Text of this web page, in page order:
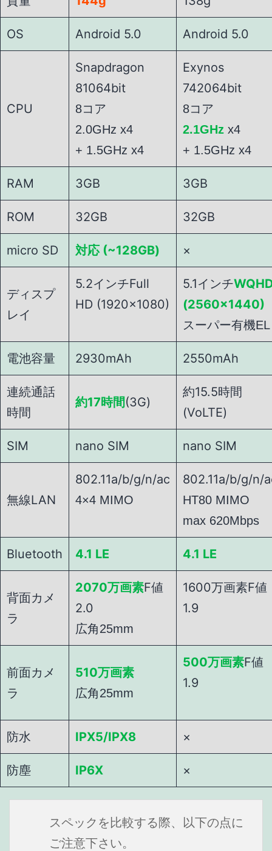
OS Android 5.0 Android 5.0
CPU
Snapdragon
81064bit
8コア
2.0GHz x4
+ 1.5GHz x4
Exynos
742064bit
8コア
2.1GHz x4
+ 1.5GHz x4
RAM 3GB 3GB
ROM 32GB 32GB
micro SD 対応 (~128GB) ×
ディスプ
レイ
5.2インチFull
HD (1920×1080)
5.1インチ
(2560×1440)
スーパー有機EL
電池容量 2930mAh 2550mAh
連続通話
時間
約17時間 (3G)
約15.5時間
(VoLTE)
SIM nano SIM nano SIM
無線LAN
802.11a/b/g/n/ac
4×4 MIMO
802.11a/b/g/n/
HT80 MIMO
max 620Mbps
Bluetooth 4.1 LE 4.1 LE
背面カメ
ラ
2070万画素F値
2.0
広角25mm
1600万画素F値
1.9
前面カメ
ラ
510万画素
広角25mm
500万画素F値
1.9
防水 IPX5/IPX8 ×
防塵 IP6X ×
スペックを比較する際、以下の点に
ご注意下さい。